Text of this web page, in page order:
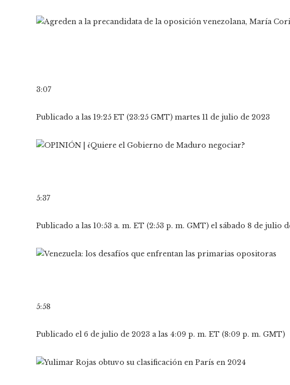
3:07
Publicado a las 19:25 ET (23:25 GMT) martes 11 de julio de 2023
5:37
Publicado a las 10:53 a. m. ET (2:53 p. m. GMT) el sábado 8 de julio
5:58
Publicado el 6 de julio de 2023 a las 4:09 p. m. ET (8:09 p. m. GMT)